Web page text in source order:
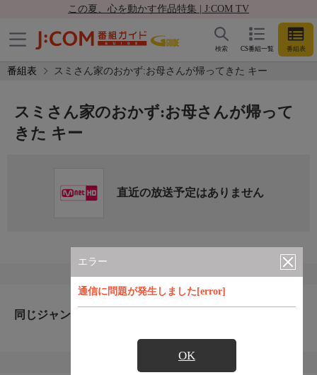
この夏、心を動かす作品特集 | J:COM TV
CS番組一覧 番組表
検索
番組表 スミさん家のおかず:お母さんが帰ってきた キー
エラー
通信に問題が発生しました[error]
OK
スミさん家のおかず:お母さんが帰って
きた キー
直近の放送予定はありません
同じジャンルのおすすめ番組